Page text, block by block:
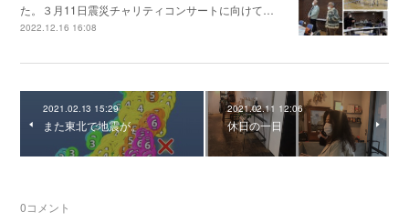
た。３月11日震災チャリティコンサートに向けて…
2022.12.16 16:08
2021.02.13 15:29
また東北で地震が。
2021.02.11 12:06
休日の一日
0コメント